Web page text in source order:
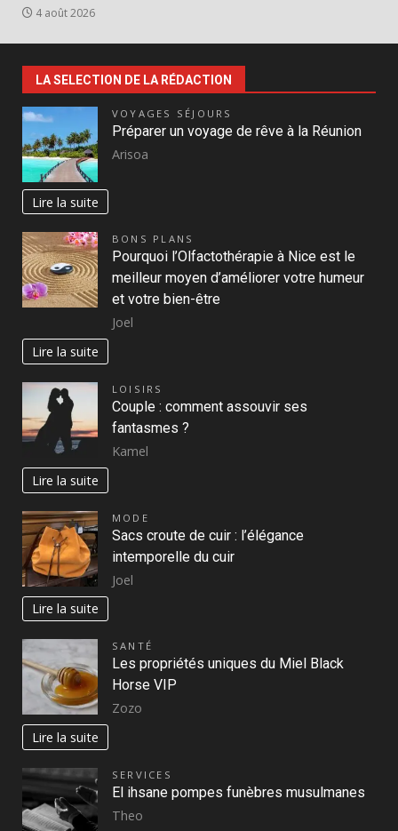
4 août 2026
LA SELECTION DE LA RÉDACTION
VOYAGES SÉJOURS
Préparer un voyage de rêve à la Réunion
Arisoa
Lire la suite
BONS PLANS
Pourquoi l’Olfactothérapie à Nice est le
meilleur moyen d’améliorer votre humeur
et votre bien-être
Joel
Lire la suite
LOISIRS
Couple : comment assouvir ses
fantasmes ?
Kamel
Lire la suite
MODE
Sacs croute de cuir : l’élégance
intemporelle du cuir
Joel
Lire la suite
SANTÉ
Les propriétés uniques du Miel Black
Horse VIP
Zozo
Lire la suite
SERVICES
El ihsane pompes funèbres musulmanes
Theo